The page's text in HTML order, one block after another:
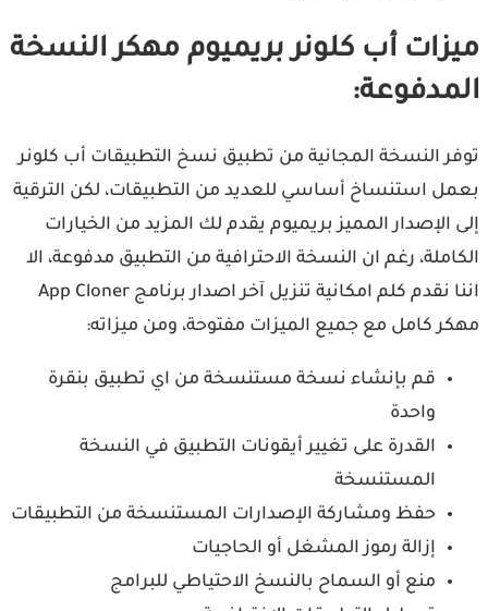
ميزات أب كلونر بريميوم مهكر النسخة
المدفوعة:
توفر النسخة المجانية من تطبيق نسخ التطبيقات أب كلونر
بعمل استنساخ أساسي للعديد من التطبيقات، لكن الترقية
إلى الإصدار المميز بريميوم يقدم لك المزيد من الخيارات
الكاملة، رغم ان النسخة الاحترافية من التطبيق مدفوعة، الا
اننا نقدم كلم امكانية تنزيل آخر اصدار برنامج App Cloner
مهكر كامل مع جميع الميزات مفتوحة، ومن ميزاته:
قم بإنشاء نسخة مستنسخة من اي تطبيق بنقرة
واحدة
القدرة على تغيير أيقونات التطبيق في النسخة
المستنسخة
حفظ ومشاركة الإصدارات المستنسخة من التطبيقات
إزالة رموز المشغل أو الحاجيات
منع أو السماح بالنسخ الاحتياطي للبرامج